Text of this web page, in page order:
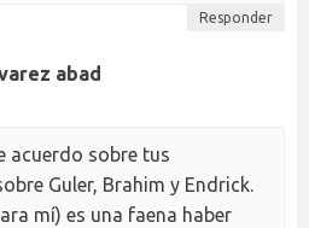
Responder
abad
acuerdo sobre tus
Guler, Brahim y Endrick.
mí) es una faena haber